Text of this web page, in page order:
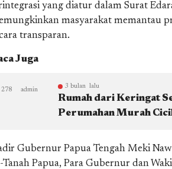
yang diatur dalam Surat
masyarakat memantau
transparan.
Juga
3 bulan lalu
Rumah dari Keringat
Perumahan Murah
278 admin
Gubernur Papua Tengah Meki
Tanah Papua, Para Gubernur dan